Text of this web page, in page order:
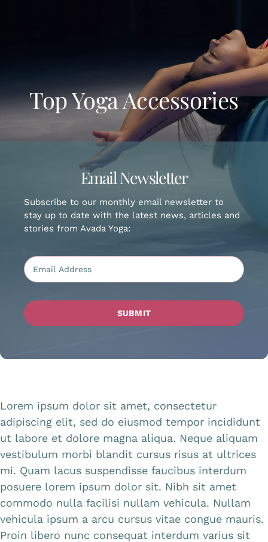
Contact Us
Top Yoga Accessories
Email Newsletter
Subscribe to our monthly email newsletter to
stay up to date with the latest news, articles and
stories from Avada Yoga:
SUBMIT
Lorem ipsum dolor sit amet, consectetur
adipiscing elit, sed do eiusmod tempor incididunt
ut labore et dolore magna aliqua. Neque aliquam
vestibulum morbi blandit cursus risus at ultrices
mi. Quam lacus suspendisse faucibus interdum
posuere lorem ipsum dolor sit. Nibh sit amet
commodo nulla facilisi nullam vehicula. Nullam
vehicula ipsum a arcu cursus vitae congue mauris.
Proin libero nunc consequat interdum varius sit